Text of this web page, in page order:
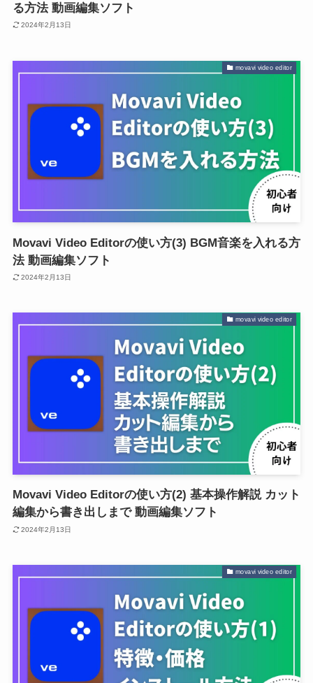
る方法 動画編集ソフト
2024年2月13日
movavi video editor
Movavi Video Editorの使い方(3) BGM音楽を入れる方
法 動画編集ソフト
2024年2月13日
movavi video editor
Movavi Video Editorの使い方(2) 基本操作解説 カット
編集から書き出しまで 動画編集ソフト
2024年2月13日
movavi video editor